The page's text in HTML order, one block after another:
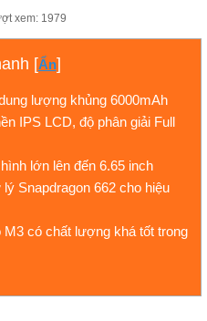
xem: 1979
[Ẩn]
lượng khủng 6000mAh
IPS LCD, độ phân giải Full
lớn lên đến 6.65 inch
Snapdragon 662 cho hiệu
có chất lượng khá tốt trong